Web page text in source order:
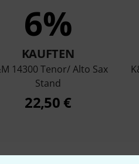
6%
KAUFTEN
14300 Tenor/ Alto Sax
Stand
22,50 €